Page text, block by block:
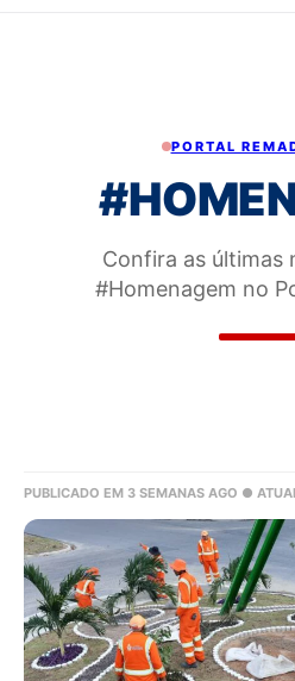
PORTAL
Confira as últimas
#Homenagem no
PUBLICADO EM 3 SEMANAS AGO ●